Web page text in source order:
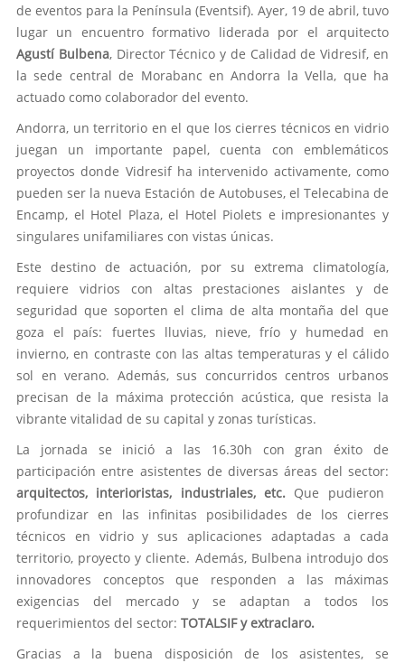
de eventos para la Península (Eventsif). Ayer, 19 de abril, tuvo
lugar un encuentro formativo liderada por el arquitecto
Agustí Bulbena, Director Técnico y de Calidad de Vidresif, en
la sede central de Morabanc en Andorra la Vella, que ha
actuado como colaborador del evento.
Andorra, un territorio en el que los cierres técnicos en vidrio
juegan un importante papel, cuenta con emblemáticos
proyectos donde Vidresif ha intervenido activamente, como
pueden ser la nueva Estación de Autobuses, el Telecabina de
Encamp, el Hotel Plaza, el Hotel Piolets e impresionantes y
singulares unifamiliares con vistas únicas.
Este destino de actuación, por su extrema climatología,
requiere vidrios con altas prestaciones aislantes y de
seguridad que soporten el clima de alta montaña del que
goza el país: fuertes lluvias, nieve, frío y humedad en
invierno, en contraste con las altas temperaturas y el cálido
sol en verano. Además, sus concurridos centros urbanos
precisan de la máxima protección acústica, que resista la
vibrante vitalidad de su capital y zonas turísticas.
La jornada se inició a las 16.30h con gran éxito de
participación entre asistentes de diversas áreas del sector:
arquitectos, interioristas, industriales, etc. Que pudieron
profundizar en las infinitas posibilidades de los cierres
técnicos en vidrio y sus aplicaciones adaptadas a cada
territorio, proyecto y cliente. Además, Bulbena introdujo dos
innovadores conceptos que responden a las máximas
exigencias del mercado y se adaptan a todos los
requerimientos del sector: TOTALSIF y extraclaro.
Gracias a la buena disposición de los asistentes, se